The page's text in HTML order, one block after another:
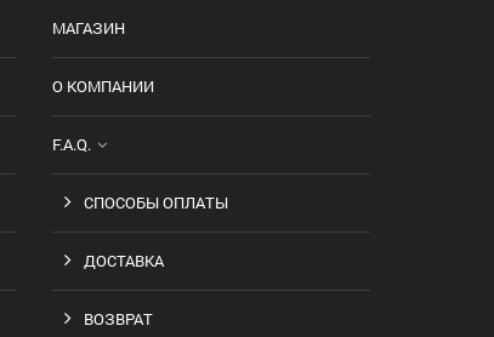
МАГАЗИН
О КОМПАНИИ
F.A.Q.
СПОСОБЫ ОПЛАТЫ
ДОСТАВКА
ВОЗВРАТ